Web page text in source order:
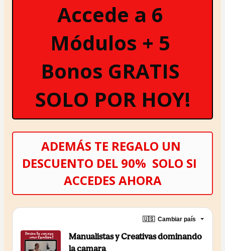
Accede a 6
Módulos + 5
Bonos GRATIS
SOLO POR HOY!
ADEMÁS TE REGALO UN
DESCUENTO DEL 90%  SOLO SI
ACCEDES AHORA
🇺🇸 Cambiar país
Manualistas y Creativas dominando
la camara